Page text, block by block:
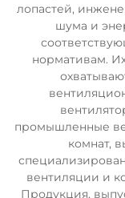
лопастей,
шума и
нормативам.
промышленные
комнат,
вентиляции и
Продукция,